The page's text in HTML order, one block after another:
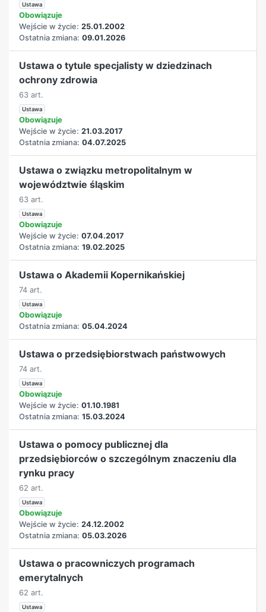
Ustawa
Obowiązuje
Wejście w życie: 25.01.2002
Ostatnia zmiana: 09.01.2026
Ustawa o tytule specjalisty w dziedzinach
ochrony zdrowia
63 art.
Ustawa
Obowiązuje
Wejście w życie: 21.03.2017
Ostatnia zmiana: 04.07.2025
Ustawa o związku metropolitalnym w
województwie śląskim
63 art.
Ustawa
Obowiązuje
Wejście w życie: 07.04.2017
Ostatnia zmiana: 19.02.2025
Ustawa o Akademii Kopernikańskiej
74 art.
Ustawa
Obowiązuje
Ostatnia zmiana: 05.04.2024
Ustawa o przedsiębiorstwach państwowych
74 art.
Ustawa
Obowiązuje
Wejście w życie: 01.10.1981
Ostatnia zmiana: 15.03.2024
Ustawa o pomocy publicznej dla
przedsiębiorców o szczególnym znaczeniu dla
rynku pracy
62 art.
Ustawa
Obowiązuje
Wejście w życie: 24.12.2002
Ostatnia zmiana: 05.03.2026
Ustawa o pracowniczych programach
emerytalnych
62 art.
Ustawa